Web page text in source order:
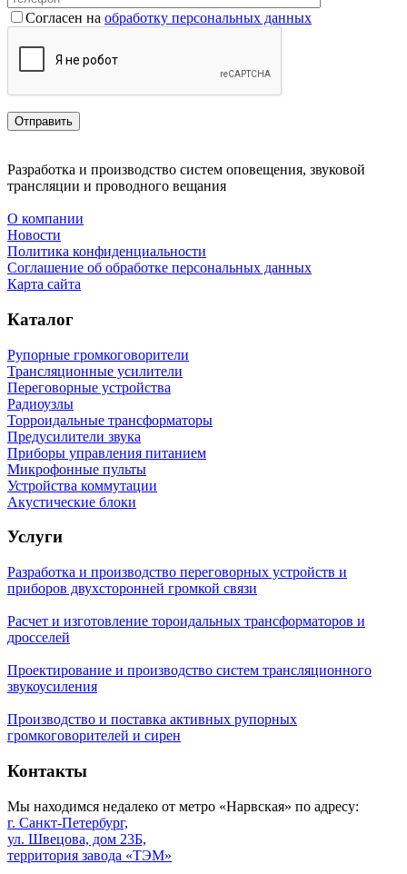
Согласен на обработку персональных данных
Разработка и производство систем оповещения, звуковой
трансляции и проводного вещания
О компании
Новости
Политика конфиденциальности
Соглашение об обработке персональных данных
Карта сайта
Каталог
Рупорные громкоговорители
Трансляционные усилители
Переговорные устройства
Радиоузлы
Торроидальные трансформаторы
Предусилители звука
Приборы управления питанием
Микрофонные пульты
Устройства коммутации
Акустические блоки
Услуги
Разработка и производство переговорных устройств и
приборов двухсторонней громкой связи
Расчет и изготовление тороидальных трансформаторов и
дросселей
Проектирование и производство систем трансляционного
звукоусиления
Производство и поставка активных рупорных
громкоговорителей и сирен
Контакты
Мы находимся недалеко от метро «Нарвская» по адресу:
г. Санкт-Петербург,
ул. Швецова, дом 23Б,
территория завода «ТЭМ»